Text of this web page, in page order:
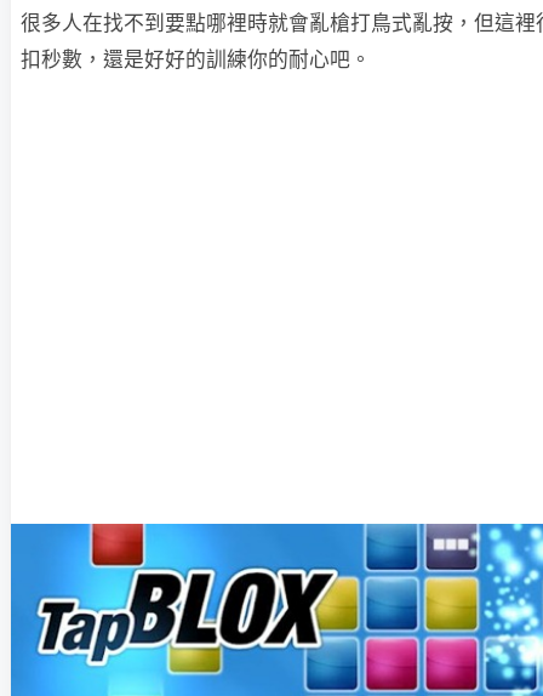
很多人在找不到要點哪裡時就會亂槍打鳥式亂按，但這
扣秒數，還是好好的訓練你的耐心吧。